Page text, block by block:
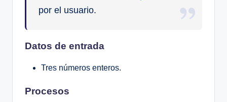
por el usuario.
Datos de entrada
Tres números enteros.
Procesos